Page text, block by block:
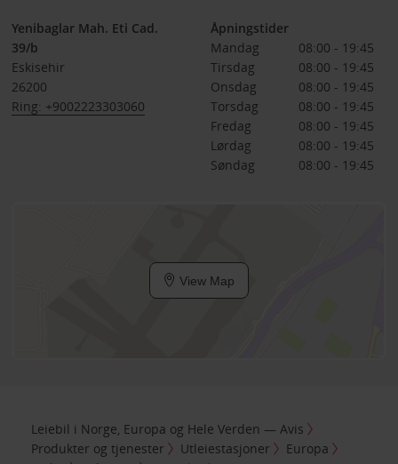
Yenibaglar Mah. Eti Cad.
39/b
Eskisehir
26200
Ring: +9002223303060
Åpningstider
Mandag
08:00 - 19:45
Tirsdag
08:00 - 19:45
Onsdag
08:00 - 19:45
Torsdag
08:00 - 19:45
Fredag
08:00 - 19:45
Lørdag
08:00 - 19:45
Søndag
08:00 - 19:45
View Map
Leiebil i Norge, Europa og Hele Verden — Avis
Produkter og tjenester
Utleiestasjoner
Europa